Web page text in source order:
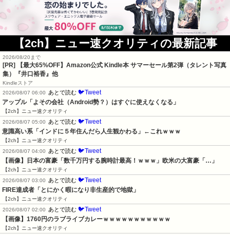
【2ch】ニュー速クオリティの最新記事
2026/08/20まで
[PR]
【最大65%OFF】Amazon公式 Kindle本 サマーセール第2弾（タレント写真
集）『井口裕香』他
Kindleストア
2026/08/07 06:00
あとで読む 🐦Tweet
アップル「よその会社（Android勢？）はすぐに使えなくなる」
【2ch】ニュー速クオリティ
2026/08/07 05:00
あとで読む 🐦Tweet
意識高い系「インドに５年住んだら人生観かわる」←これｗｗｗ
【2ch】ニュー速クオリティ
2026/08/07 04:00
あとで読む 🐦Tweet
【画像】日本の富豪「数千万円する腕時計最高！ｗｗｗ」欧米の大富豪「…」
【2ch】ニュー速クオリティ
2026/08/07 03:00
あとで読む 🐦Tweet
FIRE達成者「とにかく暇になり非生産的で地獄」
【2ch】ニュー速クオリティ
2026/08/07 02:00
あとで読む 🐦Tweet
【画像】1760円のラブライブカレーｗｗｗｗｗｗｗｗｗｗｗ
【2ch】ニュー速クオリティ